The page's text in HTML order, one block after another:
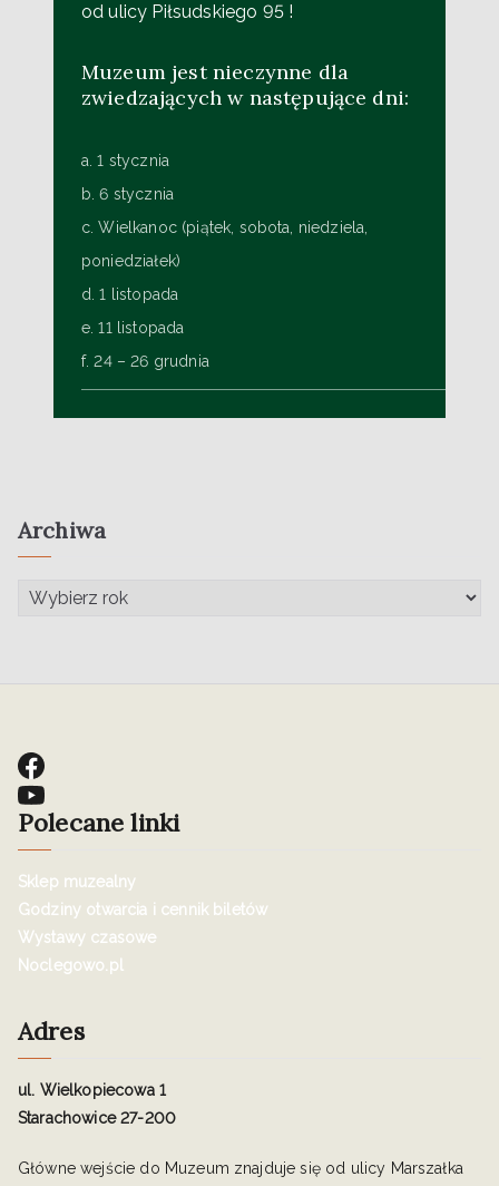
od ulicy Piłsudskiego 95 !
Muzeum jest nieczynne dla
zwiedzających w następujące dni:
a. 1 stycznia
b. 6 stycznia
c. Wielkanoc (piątek, sobota, niedziela,
poniedziałek)
d. 1 listopada
e. 11 listopada
f. 24 – 26 grudnia
Archiwa
Polecane linki
Sklep muzealny
Godziny otwarcia i cennik biletów
Wystawy czasowe
Noclegowo.pl
Adres
ul. Wielkopiecowa 1
Starachowice 27-200
Główne wejście do Muzeum znajduje się od ulicy Marszałka